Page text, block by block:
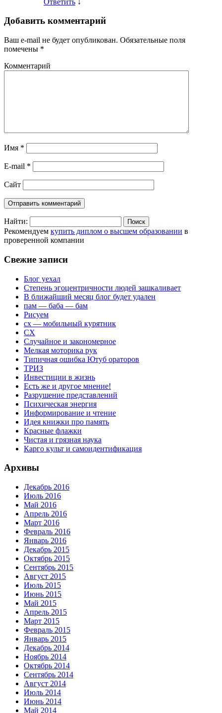
Добавить комментарий
Ваш e-mail не будет опубликован. Обязательные поля
помечены *
Комментарий
Имя *
E-mail *
Сайт
Найти:
Рекомендуем купить диплом о высшем образовании в
проверенной компании
Свежие записи
Блог уехал
Степень эгоцентричности людей зашкаливает
В ближайший месяц блог будет удален
пам — баба — бам
Рисуем
сх — мобильный курятник
СХ
Случайное и закономерное
Мелкая моторика рук
Типичная ошибка Ютуб ораторов
ТРИЗ
Инвестиции в жизнь
Есть же и другое мнение!
Разрушение представлений
Психическая энергия
Информирование и чтение
Идея книжки про память
Красные флажки
Чистая и грязная наука
Карго культ и самоидентификация
Архивы
Декабрь 2016
Июль 2016
Май 2016
Апрель 2016
Март 2016
Февраль 2016
Январь 2016
Декабрь 2015
Октябрь 2015
Сентябрь 2015
Август 2015
Июль 2015
Июнь 2015
Май 2015
Апрель 2015
Март 2015
Февраль 2015
Январь 2015
Декабрь 2014
Ноябрь 2014
Октябрь 2014
Сентябрь 2014
Август 2014
Июль 2014
Июнь 2014
Май 2014